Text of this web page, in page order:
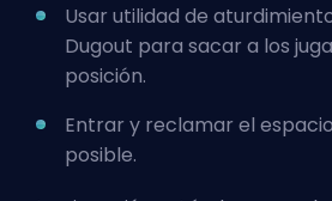
Usar utilidad de
Dugout para sacar a los
posición.
Entrar y reclamar el
posible.